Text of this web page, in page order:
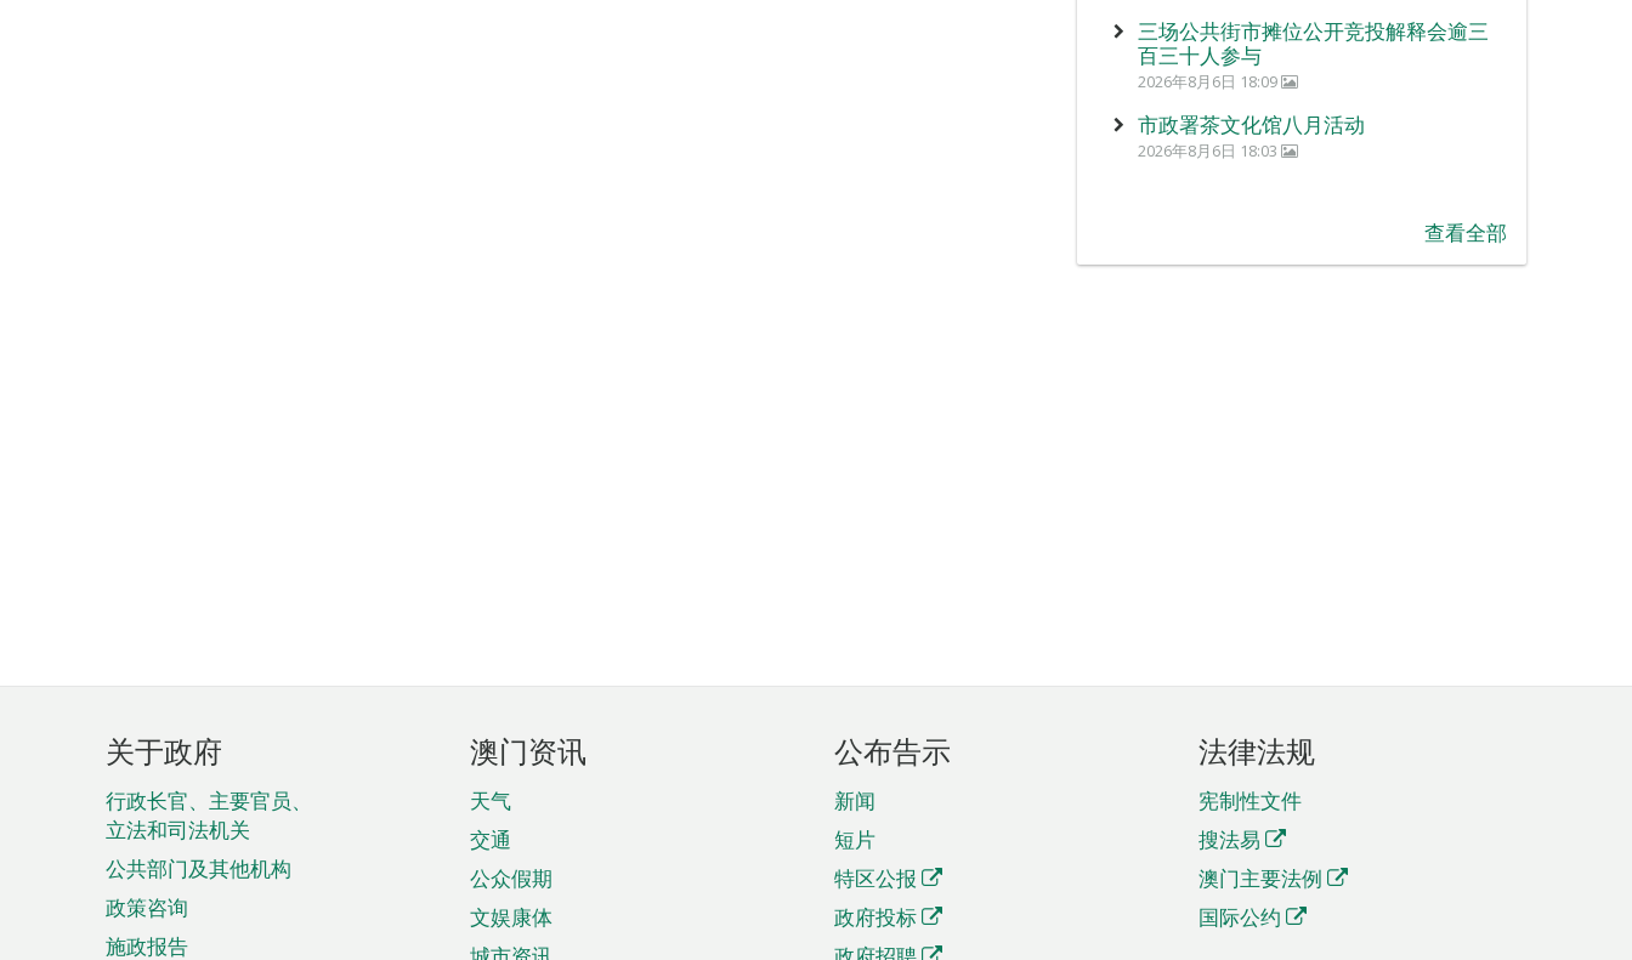
三场公共街市摊位公开竞投解释会逾三
百三十人参与
2026年8月6日 18:09
市政署茶文化馆八月活动
2026年8月6日 18:03
查看全部
页
脚
菜
单
关于政府
行政长官、主要官员、
立法和司法机关
公共部门及其他机构
政策咨询
施政报告
澳门资讯
天气
交通
公众假期
文娱康体
公布告示
新闻
短片
特区公报
政府投标
法律法规
宪制性文件
搜法易
澳门主要法例
国际公约